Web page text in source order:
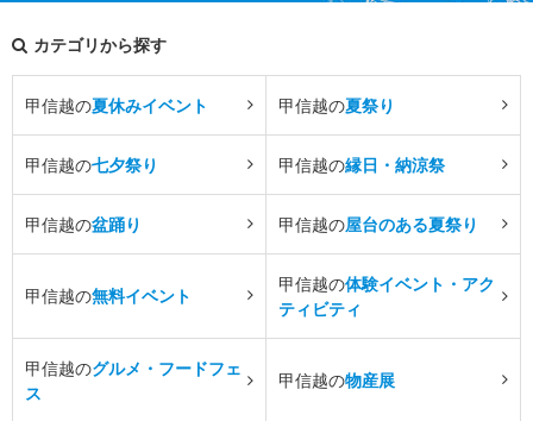
カテゴリから探す
甲信越の夏休みイベント 甲信越の夏祭り
甲信越の七夕祭り 甲信越の縁日・納涼祭
甲信越の盆踊り 甲信越の屋台のある夏祭り
甲信越の無料イベント
甲信越の体験イベント・アク
ティビティ
甲信越のグルメ・フードフェ
ス
甲信越の物産展